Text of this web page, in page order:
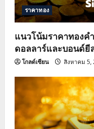
ราคาทอง
แนวโน้มราคาทองค
ดอลลาร์และบอนด์ยี
โกลด์เซียน สิงหาคม 5,